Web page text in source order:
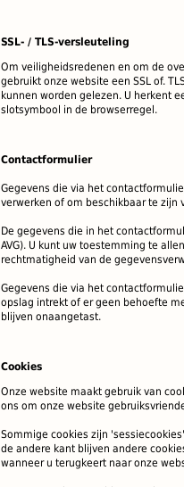
SSL- / TLS-versleuteling
Om veiligheidsredenen en om de
gebruikt onze website een SSL of.
kunnen worden gelezen. U herkent
slotsymbool in de browserregel.
Contactformulier
Gegevens die via het
verwerken of om beschikbaar te zijn
De gegevens die in het
AVG). U kunt uw toestemming te
rechtmatigheid van de
Gegevens die via het
opslag intrekt of er geen behoefte
blijven onaangetast.
Cookies
Onze website maakt gebruik van
ons om onze website
Sommige cookies zijn
de andere kant blijven andere
wanneer u terugkeert naar onze